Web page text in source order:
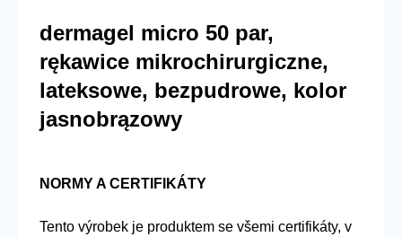
dermagel micro 50 par,
rękawice mikrochirurgiczne,
lateksowe, bezpudrowe, kolor
jasnobrązowy
NORMY A CERTIFIKÁTY
Tento výrobek je produktem se všemi certifikáty, v